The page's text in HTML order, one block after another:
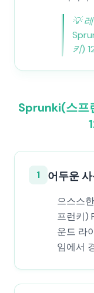
💡
키)
Sprunki(스프
1 어두운
으스스
프런키)
운드 라
임에서